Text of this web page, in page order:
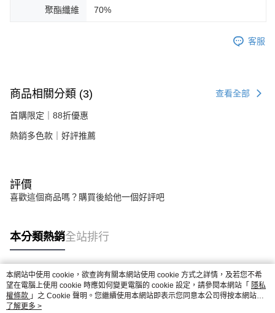
聚酯纖維 70%
客服
商品相關分類 (3) 查看全部
首購限定｜88折優惠
熱銷多色款｜好評推薦
評價
喜歡這個商品嗎？購買後給他一個好評吧
本分類熱銷全站排行
熱門標籤
本網站中使用 cookie，欲查詢有關本網站使用 cookie 方式之詳情，及若您不希
望在電腦上使用 cookie 時應如何變更電腦的 cookie 設定，請參閱本網站「 隱私
權條款 」之 Cookie 聲明。您繼續使用本網站即表示您同意本公司得按本網站使
用條款之 Cookie 聲明使用 cookie。
了解更多 >